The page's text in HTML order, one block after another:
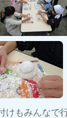
けもみんなで